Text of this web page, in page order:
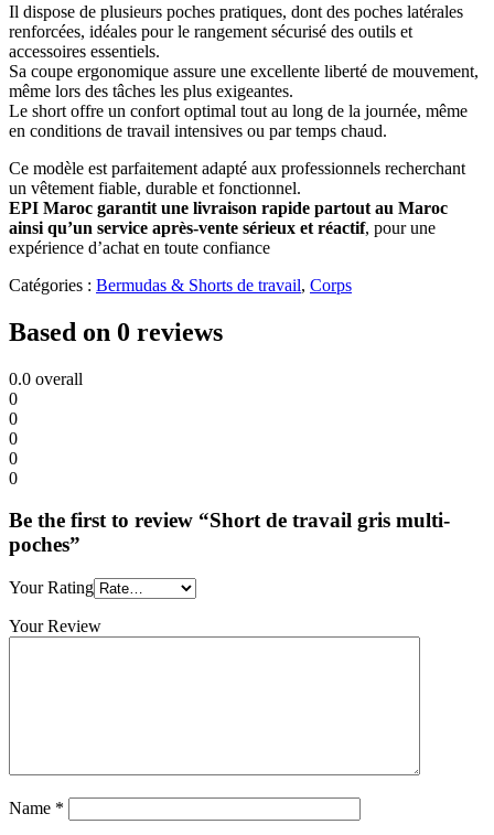
Il dispose de plusieurs poches pratiques, dont des poches latérales
renforcées, idéales pour le rangement sécurisé des outils et
accessoires essentiels.
Sa coupe ergonomique assure une excellente liberté de mouvement,
même lors des tâches les plus exigeantes.
Le short offre un confort optimal tout au long de la journée, même
en conditions de travail intensives ou par temps chaud.
Ce modèle est parfaitement adapté aux professionnels recherchant
un vêtement fiable, durable et fonctionnel.
EPI Maroc garantit une livraison rapide partout au Maroc
ainsi qu’un service après-vente sérieux et réactif, pour une
expérience d’achat en toute confiance
Catégories : Bermudas & Shorts de travail, Corps
Based on 0 reviews
0.0 overall
0
0
0
0
0
Be the first to review “Short de travail gris multi-
poches”
Your Rating
Your Review
Name *